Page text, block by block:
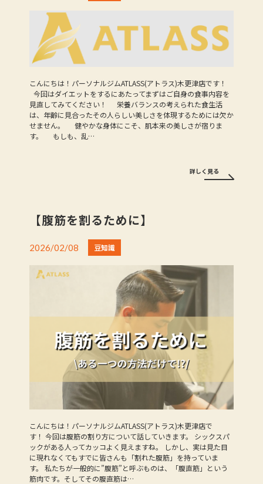
こんにちは！パーソナルジムATLASS(アトラス)木更津店です！
今回はダイエットをするにあたってまずはご自身の食事内容を
見直してみてください！ 栄養バランスの考えられた食生活
は、年齢に見合ったその人らしい美しさを体現するためには欠か
せません。 健やかな身体にこそ、肌本来の美しさが宿りま
す。 もしも、乱…
詳しく見る
【腹筋を割るために】
2026/02/08 豆知識
こんにちは！パーソナルジムATLASS(アトラス)木更津店で
す！ 今回は腹筋の割り方について話していきます。 シックスパ
ックがある人ってカッコよく見えますね。 しかし、実は見た目
に現れなくてもすでに皆さんも「割れた腹筋」を持っていま
す。 私たちが一般的に”腹筋”と呼ぶものは、「腹直筋」という
筋肉です。そしてその腹直筋は…